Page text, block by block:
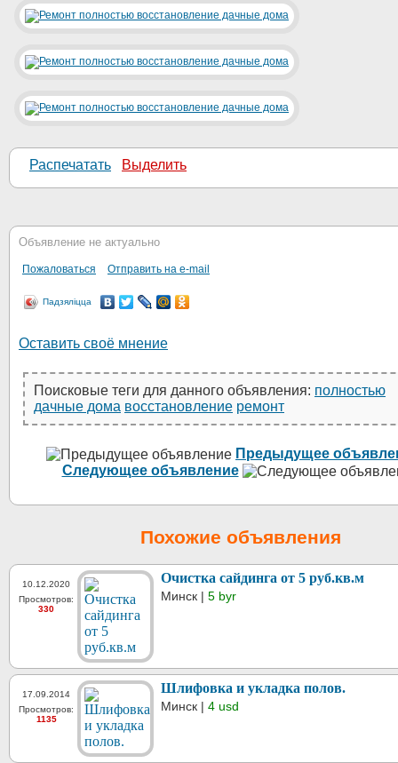
Распечатать Выделить
Объявление не актуально
Пожаловаться Отправить на e-mail
Падзяліцца
Оставить своё мнение
Поисковые теги для данного объявления: полностью
дачные дома восстановление ремонт
Предыдущее
Следующее объявление
Похожие объявления
10.12.2020
Просмотров:
330
Очистка сайдинга от 5 руб.кв.м
Минск | 5 byr
17.09.2014
Просмотров:
1135
Шлифовка и укладка полов.
Минск | 4 usd